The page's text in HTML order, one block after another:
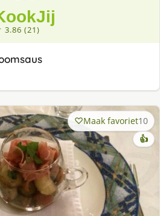
3.86 (21)
Maak favoriet10
👍